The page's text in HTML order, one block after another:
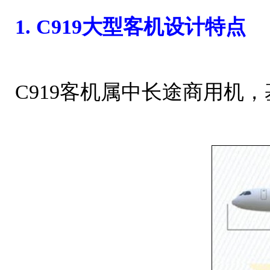
1. C919大型客机设计特点
C919客机属中长途商用机